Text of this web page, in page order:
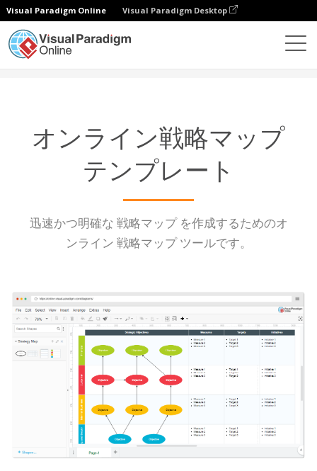
Visual Paradigm Online Visual Paradigm Desktop
オンライン戦略マップ
テンプレート
迅速かつ明確な 戦略マップ を作成するためのオ
ンライン 戦略マップ ツールです。